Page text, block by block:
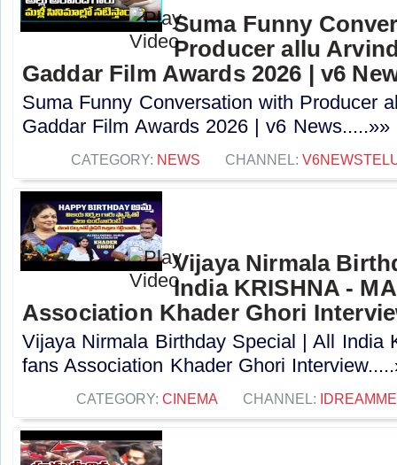
Suma Funny
Producer allu
Gaddar Film Awards 2026 | v6
Suma Funny Conversation with Producer
Gaddar Film Awards 2026 | v6 News.....»»
CATEGORY: NEWS CHANNEL:
Vijaya Nirmala
India KRISHNA -
Association Khader Ghori
Vijaya Nirmala Birthday Special | All India
fans Association Khader Ghori
CATEGORY: CINEMA CHANNEL: